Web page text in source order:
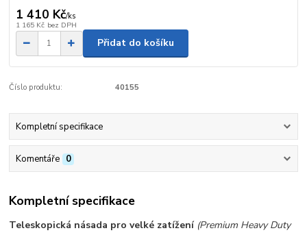
1 410 Kč/ks
1 165 Kč bez DPH
Přidat do košíku
Číslo produktu: 40155
Kompletní specifikace
Komentáře 0
Kompletní specifikace
Teleskopická násada pro velké zatížení(Premium Heavy Duty